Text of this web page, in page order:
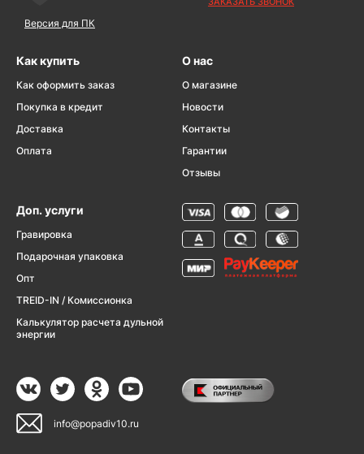
Версия для ПК
Как купить
Как оформить заказ
Покупка в кредит
Доставка
Оплата
О нас
О магазине
Новости
Контакты
Гарантии
Отзывы
Доп. услуги
Гравировка
Подарочная упаковка
Опт
TREID-IN / Комиссионка
Калькулятор расчета дульной
энергии
info@popadiv10.ru